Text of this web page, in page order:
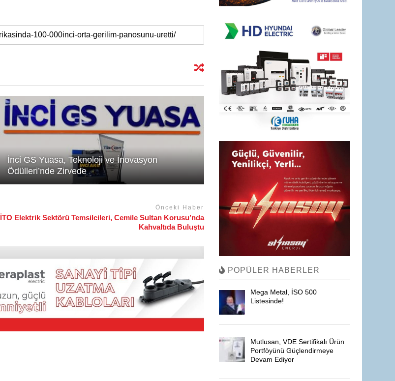
İnci GS Yuasa, Teknoloji ve İnovasyon
Ödülleri’nde Zirvede
Önceki Haber
İTO Elektrik Sektörü Temsilcileri, Cemile Sultan Korusu’nda
Kahvaltıda Buluştu
POPÜLER HABERLER
Mega Metal, İSO 500
Listesinde!
Mutlusan, VDE Sertifikalı Ürün
Portföyünü Güçlendirmeye
Devam Ediyor